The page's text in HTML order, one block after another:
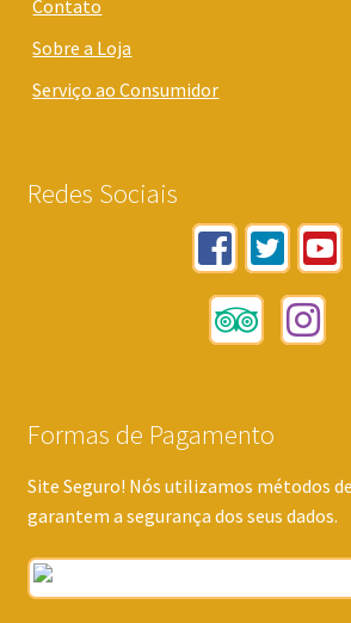
Contato
Sobre a Loja
Serviço ao Consumidor
Redes Sociais
Formas de Pagamento
Site Seguro! Nós utilizamos métodos
garantem a segurança dos seus dados.